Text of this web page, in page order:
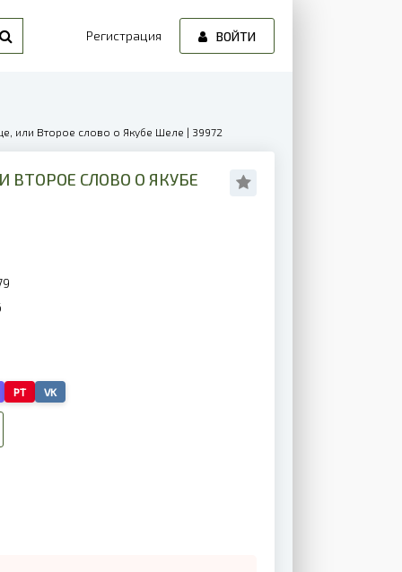
Регистрация ВОЙТИ
или Второе слово о Якубе Шеле | 39972
ВТОРОЕ СЛОВО О ЯКУБЕ
PT VK